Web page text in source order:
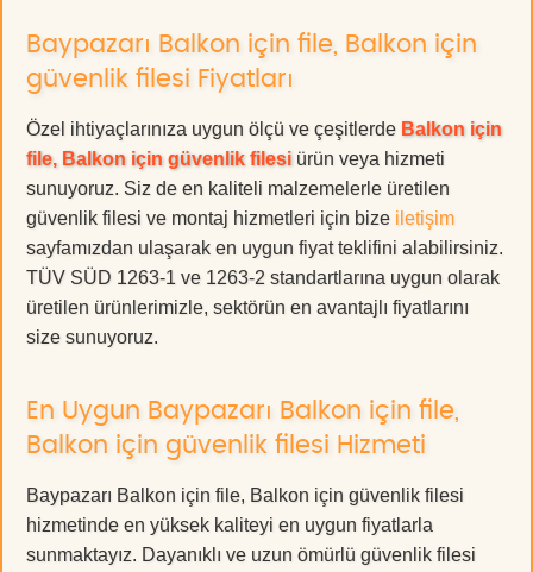
Baypazarı Balkon için file, Balkon için
güvenlik filesi Fiyatları
Özel ihtiyaçlarınıza uygun ölçü ve çeşitlerde Balkon için
file, Balkon için güvenlik filesi ürün veya hizmeti
sunuyoruz. Siz de en kaliteli malzemelerle üretilen
güvenlik filesi ve montaj hizmetleri için bize iletişim
sayfamızdan ulaşarak en uygun fiyat teklifini alabilirsiniz.
TÜV SÜD 1263-1 ve 1263-2 standartlarına uygun olarak
üretilen ürünlerimizle, sektörün en avantajlı fiyatlarını
size sunuyoruz.
En Uygun Baypazarı Balkon için file,
Balkon için güvenlik filesi Hizmeti
Baypazarı Balkon için file, Balkon için güvenlik filesi
hizmetinde en yüksek kaliteyi en uygun fiyatlarla
sunmaktayız. Dayanıklı ve uzun ömürlü güvenlik filesi